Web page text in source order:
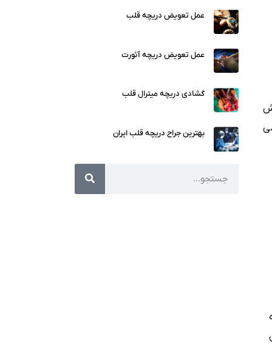
عمل تعویض دریچه قلب
عمل تعویض دریچه آئورت
گشادی دریچه میترال قلب
بهترین جراح دریچه قلب ایران